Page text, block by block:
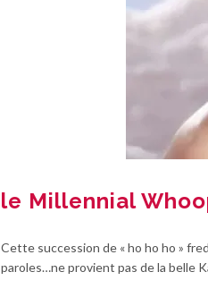
le Millennial
Cette succession de « ho ho ho »
paroles…ne provient pas de la belle